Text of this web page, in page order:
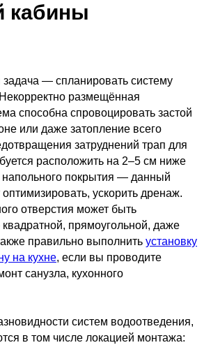
кабины
— спланировать систему
размещённая
способна спровоцировать застой
или даже затопление всего
затруднений трап для
расположить на 2–5 см ниже
напольного покрытия — данный
ускорить дренаж.
отверстия может быть
прямоугольной, даже
правильно выполнить установку
на кухне, если вы проводите
санузла, кухонного
систем водоотведения,
в том числе локацией монтажа: